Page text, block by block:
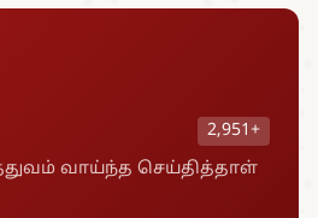
2,951+
வாய்ந்த செய்தித்தாள்